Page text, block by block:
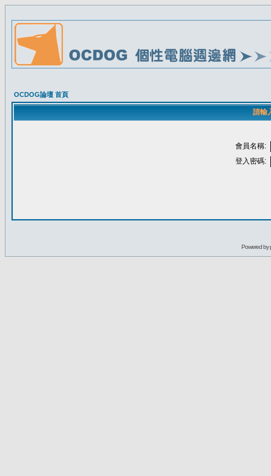
OCDOG論壇 首頁
請輸
會員名稱:
登入密碼:
Powered by